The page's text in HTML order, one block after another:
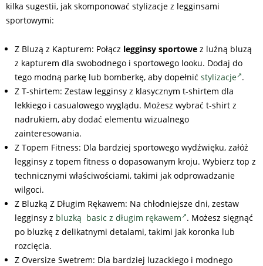
kilka sugestii, jak skomponować stylizacje z legginsami
sportowymi:
Z Bluzą z Kapturem: Połącz legginsy sportowe z luźną bluzą
z kapturem dla swobodnego i sportowego looku. Dodaj do
tego modną parkę lub bomberkę, aby dopełnić stylizacje .
Z T-shirtem: Zestaw legginsy z klasycznym t-shirtem dla
lekkiego i casualowego wyglądu. Możesz wybrać t-shirt z
nadrukiem, aby dodać elementu wizualnego
zainteresowania.
Z Topem Fitness: Dla bardziej sportowego wydźwięku, załóż
legginsy z topem fitness o dopasowanym kroju. Wybierz top z
technicznymi właściwościami, takimi jak odprowadzanie
wilgoci.
Z Bluzką Z Długim Rękawem: Na chłodniejsze dni, zestaw
legginsy z bluzką basic z długim rękawem . Możesz sięgnąć
po bluzkę z delikatnymi detalami, takimi jak koronka lub
rozcięcia.
Z Oversize Swetrem: Dla bardziej luzackiego i modnego